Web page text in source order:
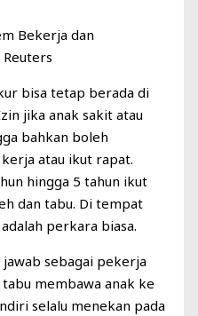
Bekerja dan
bisa tetap berada di
jika anak sakit atau
bahkan boleh
atau ikut rapat.
hingga 5 tahun ikut
dan tabu. Di tempat
perkara biasa.
jawab sebagai pekerja
membawa anak ke
selalu menekan pada